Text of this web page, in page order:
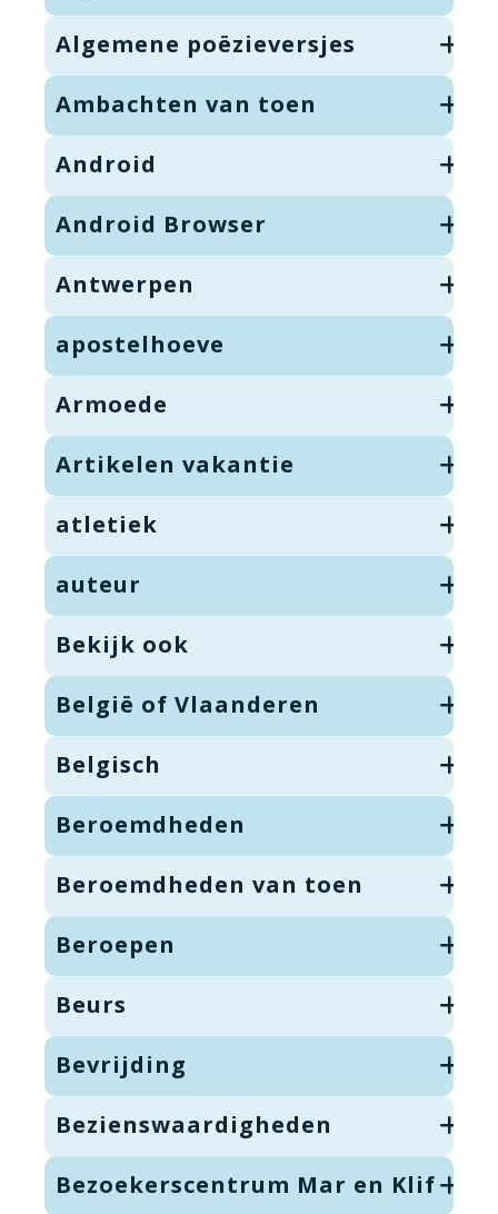
Algemene poëzieversjes
Ambachten van toen
Android
Android Browser
Antwerpen
apostelhoeve
Armoede
Artikelen vakantie
atletiek
auteur
Bekijk ook
België of Vlaanderen
Belgisch
Beroemdheden
Beroemdheden van toen
Beroepen
Beurs
Bevrijding
Bezienswaardigheden
Bezoekerscentrum Mar en Klif